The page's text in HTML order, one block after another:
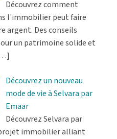
Découvrez comment
l'immobilier peut faire
argent. Des conseils
un patrimoine solide et
Découvrez un nouveau
mode de vie à Selvara par
Emaar
Découvrez Selvara par
immobilier alliant